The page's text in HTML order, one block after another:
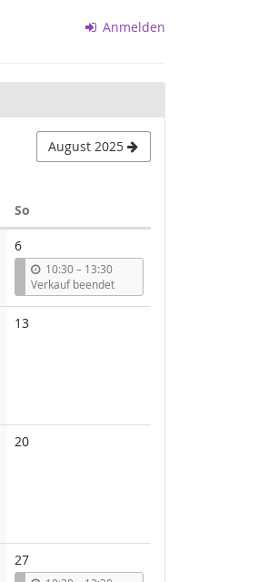
Anmelden
August 2025
So
6
10:30–b
i
s
13:30
Verkauf beendet
13Keine
20Keine
27